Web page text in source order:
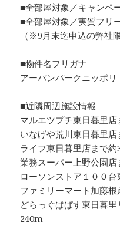
■全部屋対象／キャンペ
■全部屋対象／実質フリ
（※9月末迄申込の弊社
■物件名フリガナ
アーバンパークニッポリ
■近隣周辺施設情報
マルエツプチ東日暮里
いなげや荒川東日暮里
ライフ東日暮里店まで
業務スーパー上野公園
ローソンストア１００
ファミリーマート加藤
どらっぐぱぱす東日暮
240m